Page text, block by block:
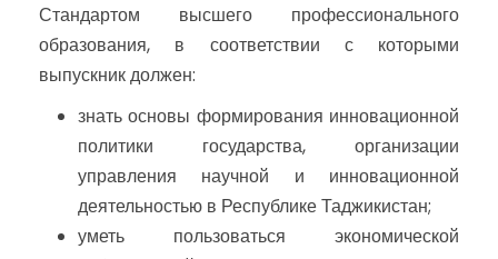
Стандартом высшего профессионального
образования, в соответствии с которыми
выпускник должен:
знать основы формирования инновационной
политики государства, организации
управления научной и инновационной
деятельностью в Республике Таджикистан;
уметь пользоваться экономической